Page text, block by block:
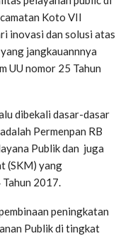
Koto VII
inovasi dan solusi atas
jangkauannnya
UU nomor 25 Tahun
dibekali dasar-dasar
Permenpan RB
Publik dan juga
(SKM) yang
2017.
peningkatan
Publik di tingkat